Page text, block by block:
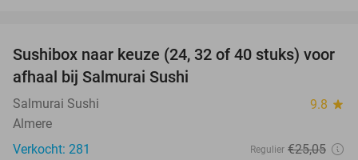
36%
Sushibox naar keuze (24, 32 of 40 stuks) voor
afhaal bij Salmurai Sushi
Salmurai Sushi 9.8 star
Almere
Verkocht: 281
Regulier €25,05